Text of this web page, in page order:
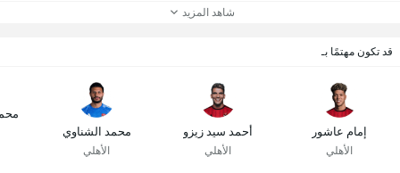
شاهد المزيد
قد تكون مهتمًا بـ
إمام عاشور
الأهلي
أحمد سيد زيزو
الأهلي
محمد الشناوي
الأهلي